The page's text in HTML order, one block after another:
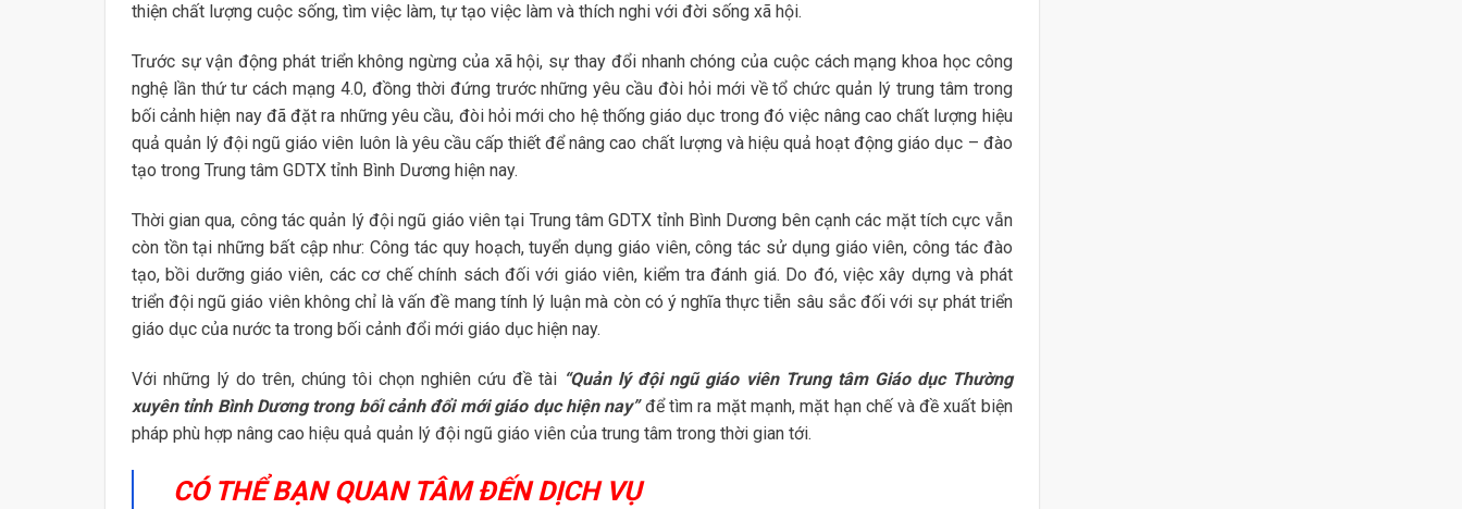
thiện chất lượng cuộc sống, tìm việc làm, tự tạo việc làm và thích nghi với đời sống xã hội.
Trước sự vận động phát triển không ngừng của xã hội, sự thay đổi nhanh chóng của cuộc cách mạng khoa học công
nghệ lần thứ tư cách mạng 4.0, đồng thời đứng trước những yêu cầu đòi hỏi mới về tổ chức quản lý trung tâm trong
bối cảnh hiện nay đã đặt ra những yêu cầu, đòi hỏi mới cho hệ thống giáo dục trong đó việc nâng cao chất lượng hiệu
quả quản lý đội ngũ giáo viên luôn là yêu cầu cấp thiết để nâng cao chất lượng và hiệu quả hoạt động giáo dục – đào
tạo trong Trung tâm GDTX tỉnh Bình Dương hiện nay.
Thời gian qua, công tác quản lý đội ngũ giáo viên tại Trung tâm GDTX tỉnh Bình Dương bên cạnh các mặt tích cực vẫn
còn tồn tại những bất cập như: Công tác quy hoạch, tuyển dụng giáo viên, công tác sử dụng giáo viên, công tác đào
tạo, bồi dưỡng giáo viên, các cơ chế chính sách đối với giáo viên, kiểm tra đánh giá. Do đó, việc xây dựng và phát
triển đội ngũ giáo viên không chỉ là vấn đề mang tính lý luận mà còn có ý nghĩa thực tiễn sâu sắc đối với sự phát triển
giáo dục của nước ta trong bối cảnh đổi mới giáo dục hiện nay.
Với những lý do trên, chúng tôi chọn nghiên cứu đề tài “Quản lý đội ngũ giáo viên Trung tâm Giáo dục Thường
xuyên tỉnh Bình Dương trong bối cảnh đổi mới giáo dục hiện nay”để tìm ra mặt mạnh, mặt hạn chế và đề xuất biện
pháp phù hợp nâng cao hiệu quả quản lý đội ngũ giáo viên của trung tâm trong thời gian tới.
CÓ THỂ BẠN QUAN TÂM ĐẾN DỊCH VỤ